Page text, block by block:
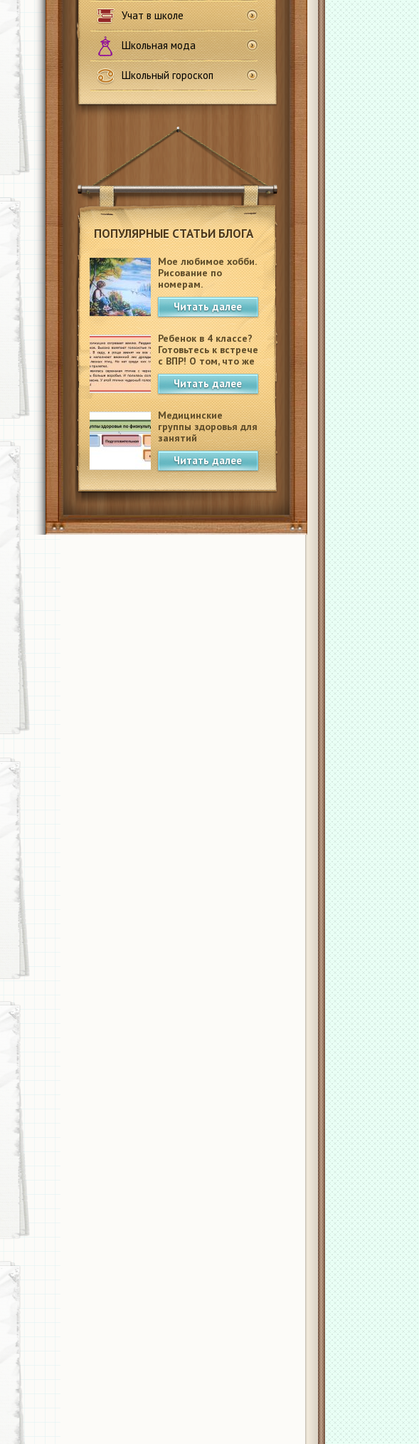
Учат в школе
Школьная мода
Школьный гороскоп
ПОПУЛЯРНЫЕ СТАТЬИ БЛОГА
Мое любимое хобби.
Рисование по
номерам.
Читать далее
Ребенок в 4 классе?
Готовьтесь к встрече
с ВПР! О том, что же
это такое.
Читать далее
Медицинские
группы здоровья для
занятий
физкультурой в
школеЧитать далее